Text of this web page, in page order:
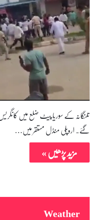
تلنگانہ کے سوریا پیٹ ضلع میں
گئے۔ اروپلی منڈل مستقر میں…
مزید پڑھیں »
Weather